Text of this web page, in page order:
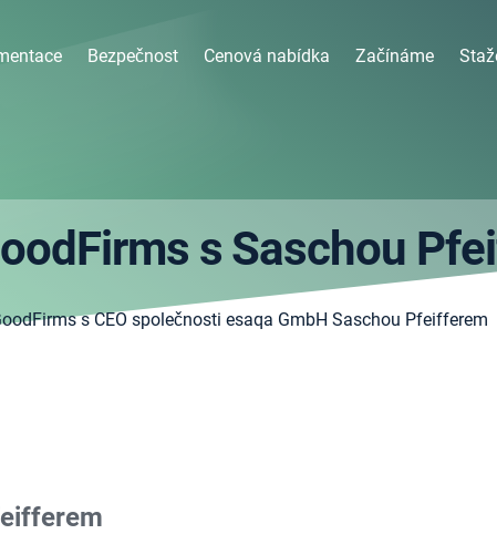
Bezpečnost Cenová nabídka Začínáme
s Saschou
s CEO společnosti esaqa GmbH Saschou Pfeifferem